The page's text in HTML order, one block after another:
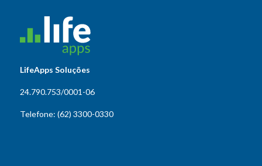
LifeApps Soluções
24.790.753/0001-06
Telefone: (62) 3300-0330